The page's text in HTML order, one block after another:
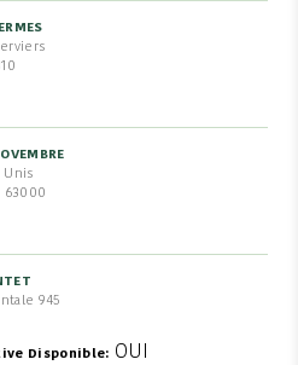
Unis
63000
945
Disponible OUI